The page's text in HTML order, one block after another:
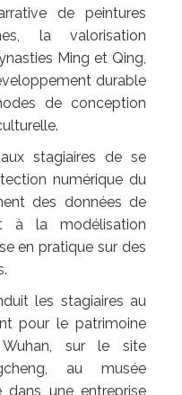
de peintures
la valorisation
Ming et Qing,
durable
de conception
stagiaires de se
numérique du
des données de
à la modélisation
en pratique sur des
les stagiaires au
pour le patrimoine
sur le site
au musée
une entreprise